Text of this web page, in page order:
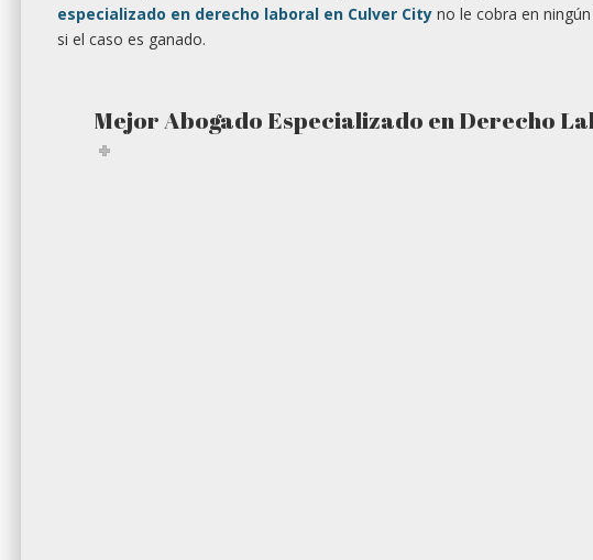
especializado en derecho laboral en Culver City no le cobra en
si el caso es ganado.
Mejor Abogado Especializado en Derecho